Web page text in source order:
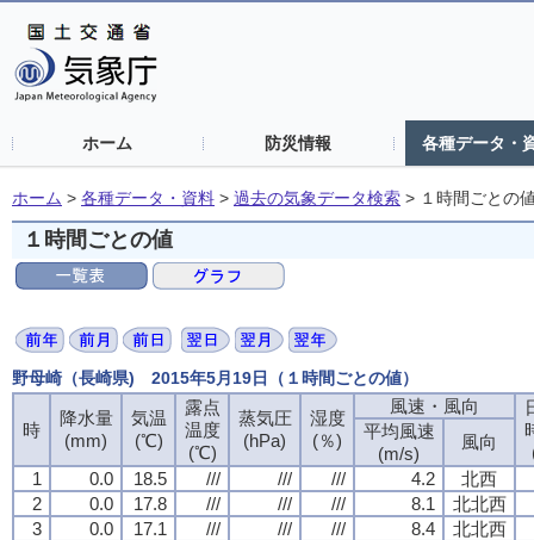
ホーム 防災情報 各種データ・
ホーム > 各種データ・資料 > 過去の気象データ検索 > １時間ごとの
１時間ごとの値
野母崎（長崎県) 2015年5月19日（１時間ごとの値）
時
降水量
(mm)
気温
(℃)
露点
温度
(℃)
蒸気圧
(hPa)
湿度
(％)
風速・風向
平均風速
(m/s)
風向
1
0.0 18.5 /// /// /// 4.2
北西
2
0.0 17.8 /// /// /// 8.1
北北西
3
0.0 17.1 /// /// /// 8.4
北北西